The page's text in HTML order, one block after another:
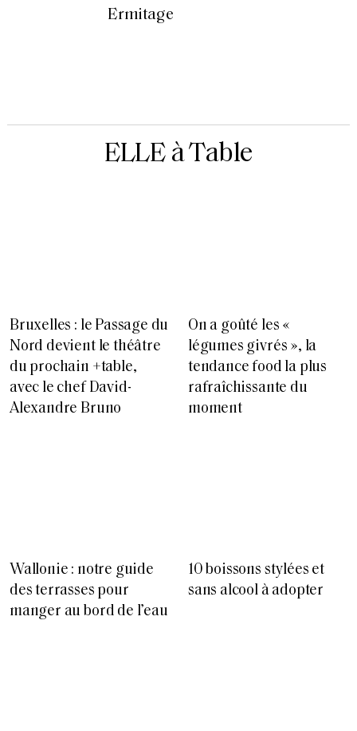
Ermitage
ELLE à Table
Bruxelles : le Passage du
Nord devient le théâtre
du prochain +table,
avec le chef David-
Alexandre Bruno
On a goûté les «
légumes givrés », la
tendance food la plus
rafraîchissante du
moment
Wallonie : notre guide
des terrasses pour
manger au bord de l’eau
10 boissons stylées et
sans alcool à adopter